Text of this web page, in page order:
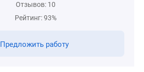
Отзывов: 10
Рейтинг: 93%
Предложить работу